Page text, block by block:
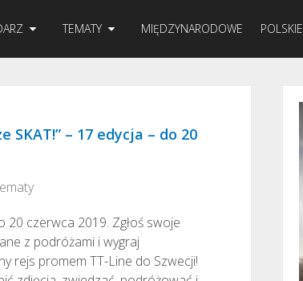
TEMATY MIĘDZYNARODOWE POLSKIE
– 17 edycja – do 20
20 czerwca 2019. Zgłoś swoje
z podróżami i wygraj
rejs promem TT-Line do Szwecji!